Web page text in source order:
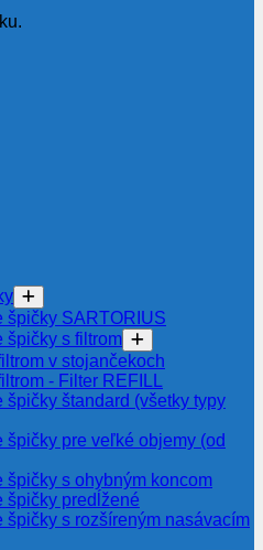
špičky SARTORIUS
špičky s filtrom
v stojančekoch
- Filter REFILL
špičky štandard (všetky typy
špičky pre veľké objemy (od
špičky s ohybným koncom
špičky predĺžené
špičky s rozšíreným nasávacím